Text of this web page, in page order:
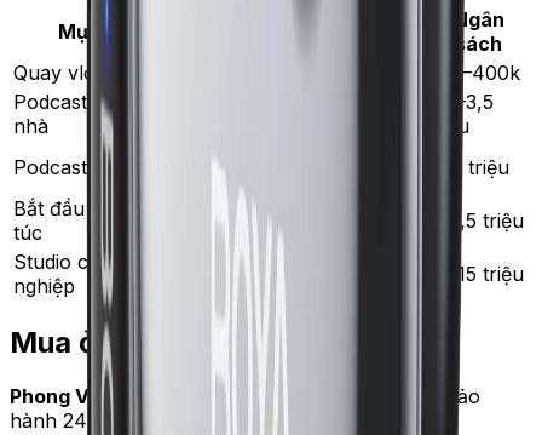
Mục đích
Ngân
sách
Quay vlog, TikTok
250–400k
Podcast solo tại
nhà
2,5–3,5
triệu
Podcast 2 người
2x Rode PodMic +
interface
7–8 triệu
Bắt đầu nghiêm
túc
Shure MV7
6–7,5 triệu
Studio chuyên
nghiệp
Shure SM7B +
Cloudlifter
12–15 triệu
Mua ở đâu
Phong Vũ — bán Blue Yeti, Shure chính hãng, bảo
hành 24 tháng.